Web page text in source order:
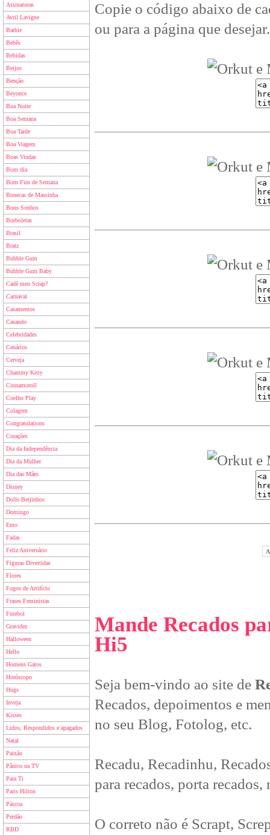
Assinaturas
Avril Lavigne
Barbie
Bebês
Bebidas
Beijos
Benção
Beyonce
Boa Noite
Boa Semana
Boa Tarde
Boa Viagem
Boas Vindas
Bom dia
Bom Fim de Semana
Bonecas de Massinha
Bons Sonhos
Borboletas
Brasil
Bratz
Bubble Gum
Bubble Gum Baby
Cadê meu Scrap?
Carnaval
Casamentos
Casando
Celebridades
Cenários
Cerveja
Chammy Kitty
Cinnamoroll
Coelho Play
Colagem
Congratulations
Corações
Dia da Independência
Dia da Mulher
Dia das Mães
Disney
Dolls Beijinhos
Domingo
Emo
Fadas
Feliz Aniversário
Figuras Divertidas
Flores
Fogos de Artifício
Frases Feministas
Futebol
Gravidez
Halloween
Hello
Homens Gatos
Horóscopo
Hugs
Inveja
Kisses
Lidos, Respondidos e apagados
Natal
Paixão
Pânico na TV
Para Ti
Paris Hilton
Páscoa
Perdão
RBD
Copie o código abaixo de
ou para a página que desejar.
Mande Recados
Hi5
Seja bem-vindo ao site de
Recados, depoimentos e
no seu Blog, Fotolog, etc.
Recadu, Recadinhu,
para recados, porta
O correto não é Scrapt,